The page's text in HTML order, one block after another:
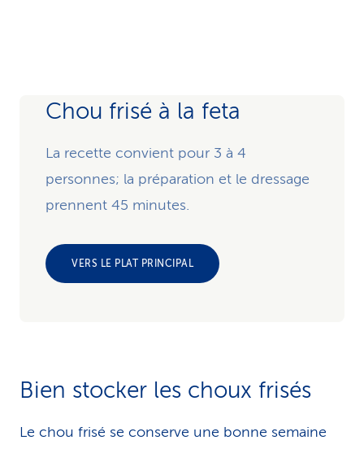
Chou frisé à la feta
La recette convient pour 3 à 4
personnes; la préparation et le dressage
prennent 45 minutes.
VERS LE PLAT PRINCIPAL
Bien stocker les choux frisés
Le chou frisé se conserve une bonne semaine